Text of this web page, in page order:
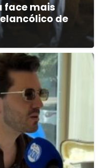
face mais
de